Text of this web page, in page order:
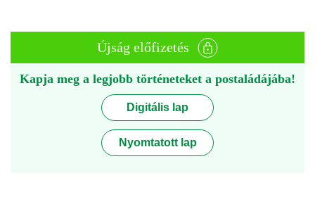
Újság előfizetés
Kapja meg a legjobb történeteket a postaládájába!
Digitális lap
Nyomtatott lap